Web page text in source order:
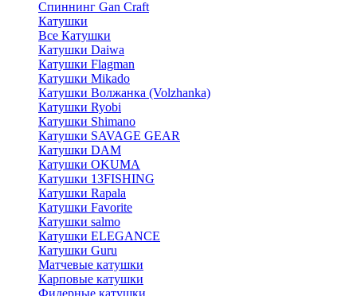
Спиннинг Gan Craft
Катушки
Все Катушки
Катушки Daiwa
Катушки Flagman
Катушки Mikado
Катушки Волжанка (Volzhanka)
Катушки Ryobi
Катушки Shimano
Катушки SAVAGE GEAR
Катушки DAM
Катушки OKUMA
Катушки 13FISHING
Катушки Rapala
Катушки Favorite
Катушки salmo
Катушки ELEGANCE
Катушки Guru
Матчевые катушки
Карповые катушки
Фидерные катушки